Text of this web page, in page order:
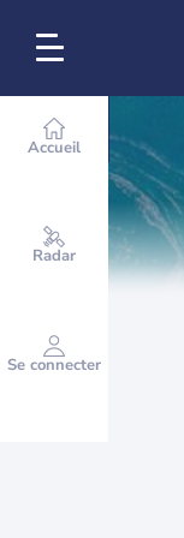
Accueil
Radar
Se connecter